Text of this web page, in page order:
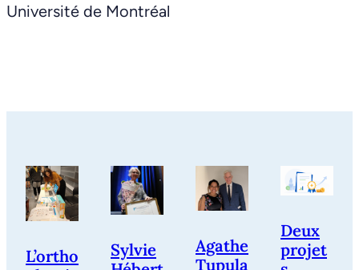
Université de Montréal
L’ortho
Sylvie
Agathe
Tupula
Deux
projet